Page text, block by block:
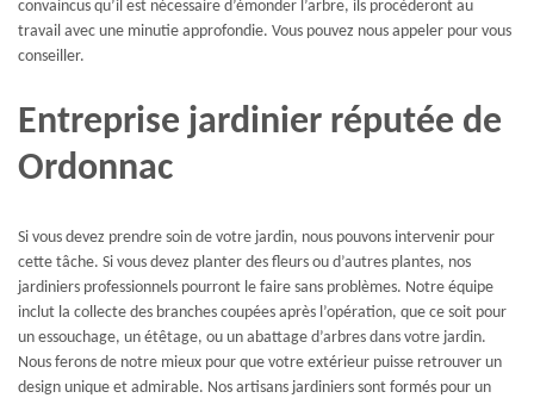
convaincus qu’il est nécessaire d’émonder l’arbre, ils procèderont au
travail avec une minutie approfondie. Vous pouvez nous appeler pour vous
conseiller.
Entreprise jardinier réputée de
Ordonnac
Si vous devez prendre soin de votre jardin, nous pouvons intervenir pour
cette tâche. Si vous devez planter des fleurs ou d’autres plantes, nos
jardiniers professionnels pourront le faire sans problèmes. Notre équipe
inclut la collecte des branches coupées après l’opération, que ce soit pour
un essouchage, un étêtage, ou un abattage d’arbres dans votre jardin.
Nous ferons de notre mieux pour que votre extérieur puisse retrouver un
design unique et admirable. Nos artisans jardiniers sont formés pour un